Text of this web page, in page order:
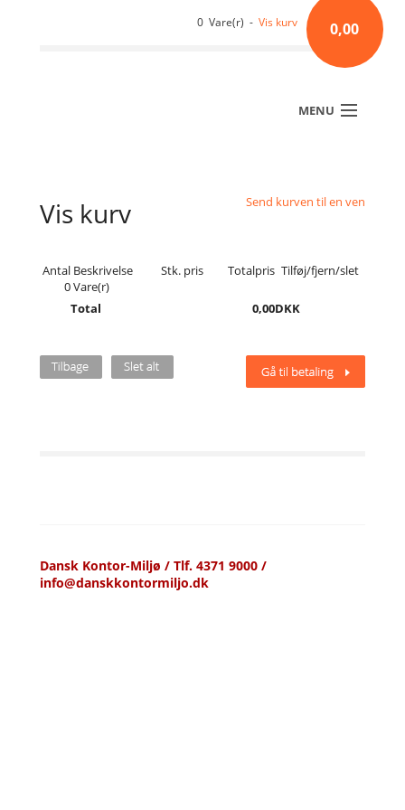
0 Vare(r) -Vis kurv 0,00
MENU
Vis kurv Send kurven til en ven
Antal Beskrivelse Stk. pris Totalpris Tilføj/fjern/slet
0Vare(r)
Total
0,00DKK
Dansk Kontor-Miljø / Tlf. 4371 9000 /
info@danskkontormiljo.dk